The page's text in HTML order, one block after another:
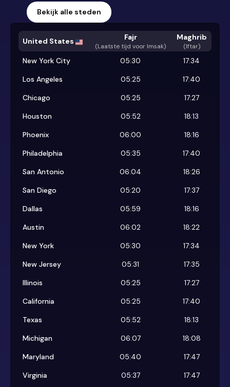
Bekijk alle steden
United States Fajr
(Laatste tijd voor Imsak)
Maghrib
(Iftar)
New York City 05:30
17:34
Los Angeles
05:25
17:40
Chicago
05:25
17:27
Houston
05:52
18:13
Phoenix
06:00
18:16
Philadelphia
05:35
17:40
San Antonio
06:04
18:26
San Diego
05:20
17:37
Dallas
05:59
18:16
Austin
06:02
18:22
New York
05:30
17:34
New Jersey
05:31
17:35
Illinois
05:25
17:27
California
05:25
17:40
Texas
05:52
18:13
Michigan
06:07
18:08
Maryland
05:40
17:47
Virginia
05:37
17:47